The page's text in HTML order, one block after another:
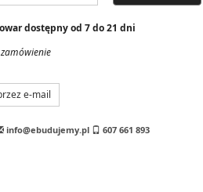
dostępny od 7 do 21 dni
e-mail
info@ebudujemy.pl 607 661 893